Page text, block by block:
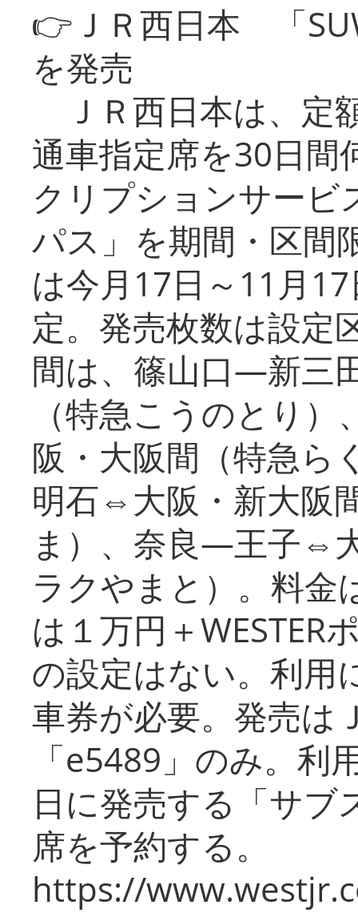
👉ＪＲ西日本 「
を発売
ＪＲ西日本は、定
通車指定席を30日間
クリプションサービ
パス」を期間・区間
は今月17日～11月
定。発売枚数は設定
間は、篠山口―新三
（特急こうのとり
阪・大阪間（特急
明石⇔大阪・新大阪
ま）、奈良―王子⇔
ラクやまと）。料金
は１万円＋WESTER
の設定はない。利用
車券が必要。発売は
「e5489」のみ。利
日に発売する「サブ
席を予約する。
https://